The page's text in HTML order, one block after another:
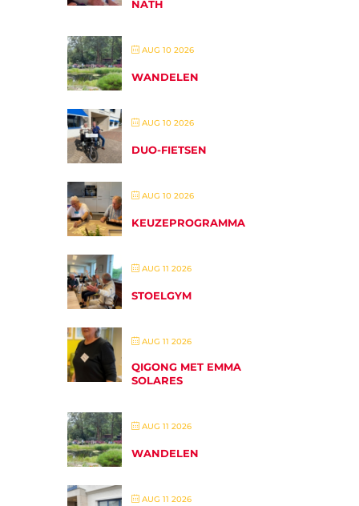
NATH
AUG 10 2026
WANDELEN
AUG 10 2026
DUO-FIETSEN
AUG 10 2026
KEUZEPROGRAMMA
AUG 11 2026
STOELGYM
AUG 11 2026
QIGONG MET EMMA
SOLARES
AUG 11 2026
WANDELEN
AUG 11 2026